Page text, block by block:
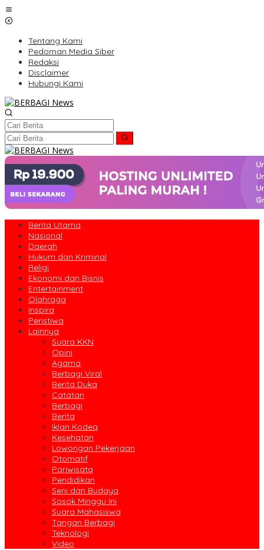
Lewati
ke
Tentang Kami
Pedoman Media Siber
Redaksi
Disclaimer
Hubungi Kami
Berita Utama
Nasional
Daerah
Hukum dan Kriminal
Religi
Ekonomi dan Bisnis
Entertainment
Olahraga
Inspira
Peristiwa
Lainnya
Suara KKN
Opini
Agama
Berbagi Viral
Berita Duka
Catatan
Berbagi
Berita
Iklan Kodeq
Kesehatan
Lowongan Pekerjaan
Otomatif
Pariwisata
Pendidikan
Seni dan Budaya
Sosok Minggu Ini
Suara Mahasiswa
Tangan Berbagi
Teknologi
Video